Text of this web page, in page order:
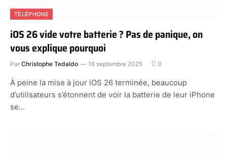
TÉLÉPHONE
iOS 26 vide votre batterie ? Pas de panique, on
vous explique pourquoi
Par Christophe Tedaldo 16 septembre 2025 0
À peine la mise à jour iOS 26 terminée, beaucoup
d’utilisateurs s’étonnent de voir la batterie de leur iPhone
se…